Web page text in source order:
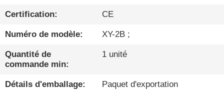
AU
SUJET
DE
NOUS
Certification: CE
Numéro de modèle: XY-2B ;
Quantité de
commande min:
1 unité
Détails d'emballage: Paquet d'exportation